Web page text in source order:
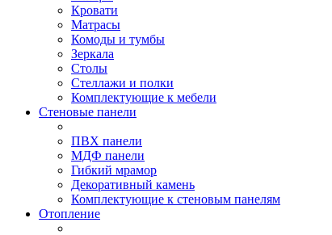
Кровати
Матрасы
Комоды и тумбы
Зеркала
Столы
Стеллажи и полки
Комплектующие к мебели
Стеновые панели
ПВХ панели
МДФ панели
Гибкий мрамор
Декоративный камень
Комплектующие к стеновым панелям
Отопление